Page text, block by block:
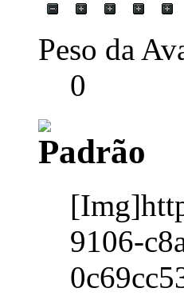
Peso da
0
9106-